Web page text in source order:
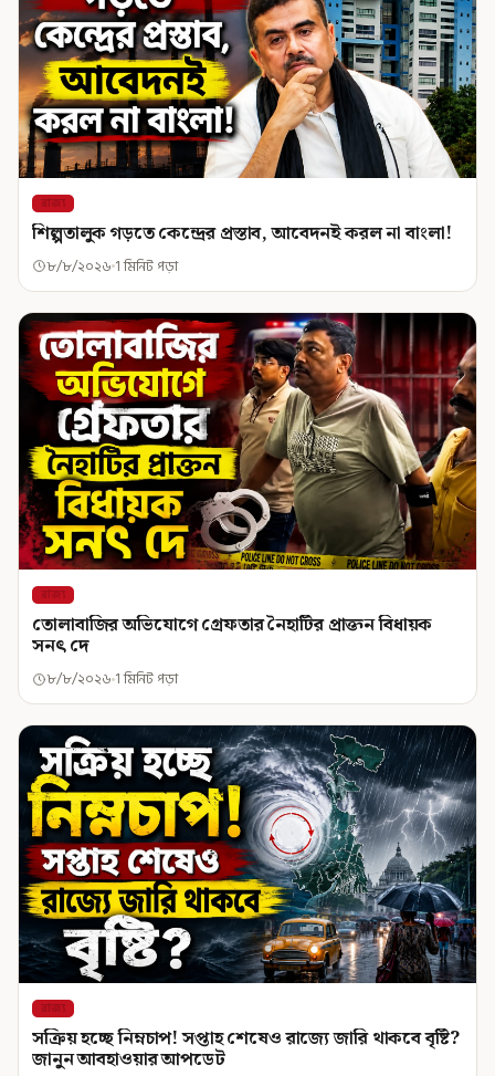
রাজ্য
শিল্পতালুক গড়তে কেন্দ্রের প্রস্তাব, আবেদনই করল না বাংলা!
৮/৮/২০২৬ 1 মিনিট পড়া
রাজ্য
তোলাবাজির অভিযোগে গ্রেফতার নৈহাটির প্রাক্তন বিধায়ক
সনৎ দে
৮/৮/২০২৬ 1 মিনিট পড়া
রাজ্য
সক্রিয় হচ্ছে নিম্নচাপ! সপ্তাহ শেষেও রাজ্যে জারি থাকবে বৃষ্টি?
জানুন আবহাওয়ার আপডেট